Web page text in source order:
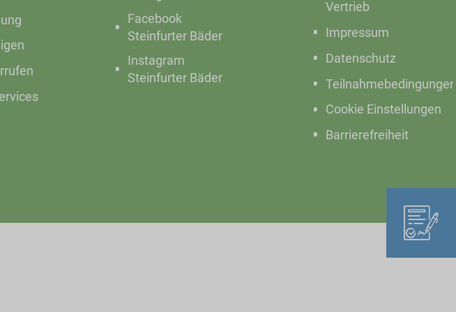
Facebook
Steinfurter Bäder
Instagram
Steinfurter Bäder
Vertrieb
Impressum
Datenschutz
Teilnahmebedingungen
Cookie Einstellungen
Barrierefreiheit